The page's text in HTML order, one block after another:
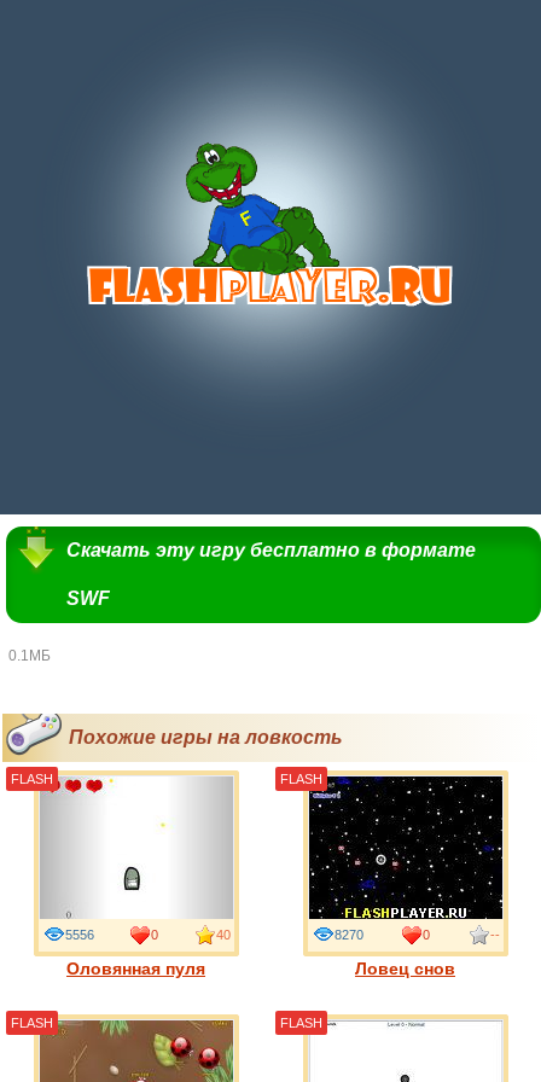
Скачать эту игру бесплатно в формате
SWF
0.1МБ
Похожие игры на ловкость
Оловянная пуля
5556 0 40
FLASH
Ловец снов
8270 0 --
FLASH
FLASH FLASH